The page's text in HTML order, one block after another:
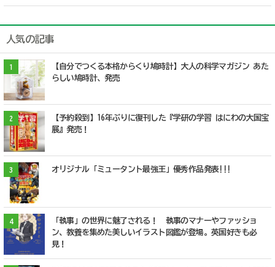
人気の記事
1
【自分でつくる本格からくり鳩時計】大人の科学マガジン あた
らしい鳩時計、発売
2
【予約殺到】16年ぶりに復刊した『学研の学習 はにわの大国宝
展』発売！
3 オリジナル「ミュータント最強王」優秀作品発表!!!
4
「執事」の世界に魅了される！ 執事のマナーやファッショ
ン、教養を集めた美しいイラスト図鑑が登場。英国好きも必
見！